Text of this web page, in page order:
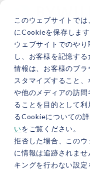
このウェブサイトで
にCookieを保存しま
ウェブサイトでのや
し、お客様を記憶す
情報は、お客様のブ
スタマイズすること
や他のメディアの訪
ることを目的として
るCookieについての詳
いをご覧ください。
拒否した場合、このウ
に情報は追跡されま
キングを行わない設
Blog
ブログ
TOP お役立ち情報